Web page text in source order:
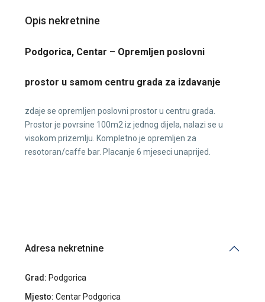
Opis nekretnine
Podgorica, Centar – Opremljen poslovni
prostor u samom centru grada za izdavanje
zdaje se opremljen poslovni prostor u centru grada.
Prostor je povrsine 100m2 iz jednog dijela, nalazi se u
visokom prizemlju. Kompletno je opremljen za
resotoran/caffe bar. Placanje 6 mjeseci unaprijed.
Adresa nekretnine
Grad: Podgorica
Mjesto: Centar Podgorica